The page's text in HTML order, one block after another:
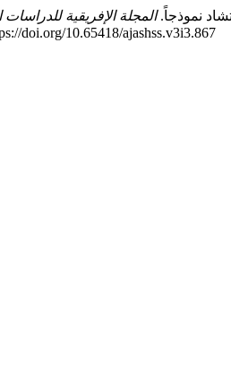
المجلة الإفريقية للدراسات
https://doi.org/10.65418/ajashss.v3i3.867